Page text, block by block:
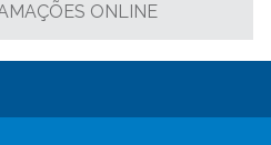
ONLINE